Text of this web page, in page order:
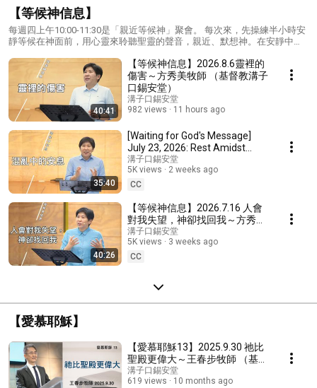
【等候神信息】
每週四上午10:00-11:30是「親近等候神」聚會。 每次來，先操練半小時安
靜等候在神面前，用心靈來聆聽聖靈的聲音，親近、默想神。在安靜中，
愛，是那麼靠近我們！ 之後，有半小時的專題分享，牧師會按著聖靈的感
動分糧，這個單元乃錄自「親近等候神」聚會信息，讓我們在半小時時間
裡，也可以吸收豐富的靈糧！
40:41
【等候神信息】2026.8.6靈裡的
傷害～方秀美牧師 （基督教溝子
口錫安堂）
溝子口錫安堂
982 views
11 hours ago
35:40
[Waiting for God's Message]
July 23, 2026: Rest Amidst
Chaos – Pastor Fang Xiumei
(Zion Church, G...
溝子口錫安堂
5K views
2 weeks ago
CC
40:26
【等候神信息】2026.7.16 人會
對我失望，神卻找回我～方秀美
牧師 （基督教溝子口錫安堂）
溝子口錫安堂
5K views
3 weeks ago
CC
【愛慕耶穌】
【愛慕耶穌13】2025.9.30 祂比
聖殿更偉大～王春步牧師 （基督
教溝子口錫安堂）
溝子口錫安堂
619 views
10 months ago